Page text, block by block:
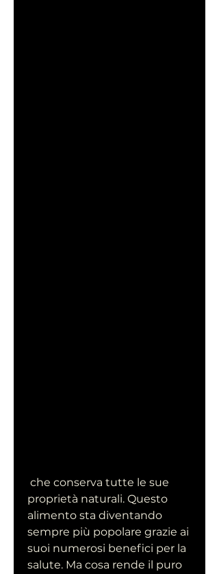
proprietà naturali. Questo
alimento sta diventando
sempre più popolare grazie ai
suoi numerosi benefici per la
salute. Ma cosa rende il puro